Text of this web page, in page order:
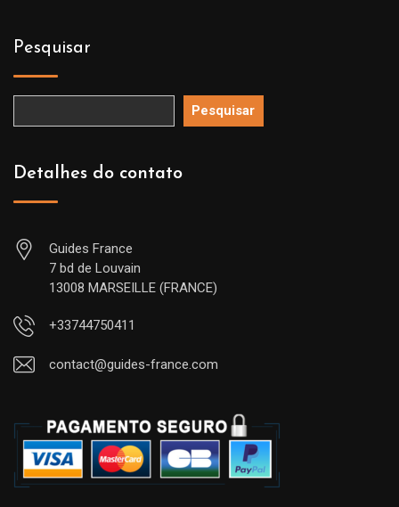
Pesquisar
Pesquisar
Detalhes do contato
Guides France
7 bd de Louvain
13008 MARSEILLE (FRANCE)
+33744750411
contact@guides-france.com